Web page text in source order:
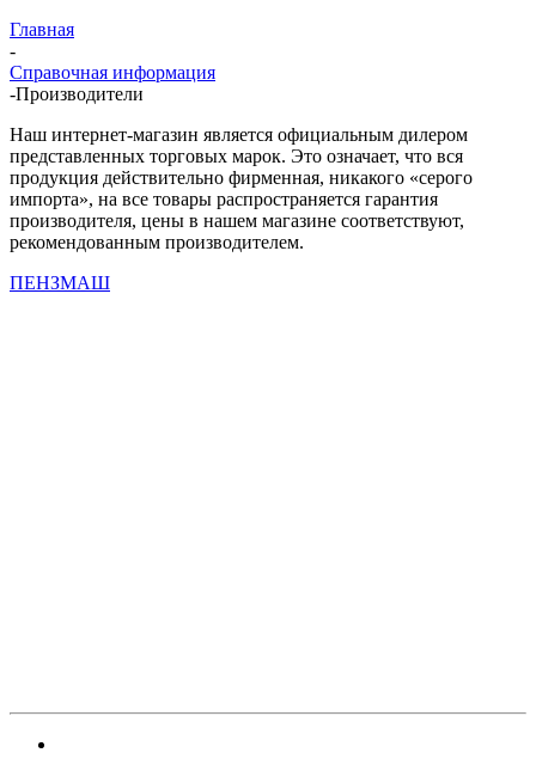
Главная
-
Справочная информация
-Производители
Наш интернет-магазин является официальным дилером
представленных торговых марок. Это означает, что вся
продукция действительно фирменная, никакого «серого
импорта», на все товары распространяется гарантия
производителя, цены в нашем магазине соответствуют,
рекомендованным производителем.
ПЕНЗМАШ